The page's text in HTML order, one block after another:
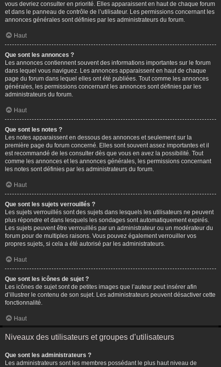
vous devriez consulter en priorité. Elles apparaissent en haut de chaque forum
et dans le panneau de contrôle de l’utilisateur. Les permissions concernant les
annonces générales sont définies par les administrateurs du forum.
Haut
Que sont les annonces ?
Les annonces contiennent souvent des informations importantes sur le forum
dans lequel vous naviguez. Les annonces apparaissent en haut de chaque
page du forum dans lequel elles ont été publiées. Tout comme les annonces
générales, les permissions concernant les annonces sont définies par les
administrateurs du forum.
Haut
Que sont les notes ?
Les notes apparaissent en dessous des annonces et seulement sur la
première page du forum concerné. Elles sont souvent assez importantes et il
est recommandé de les consulter dès que vous en avez la possibilité. Tout
comme les annonces et les annonces générales, les permissions concernant
les notes sont définies par les administrateurs du forum.
Haut
Que sont les sujets verrouillés ?
Les sujets verrouillés sont des sujets dans lesquels les utilisateurs ne peuvent
plus répondre et dans lesquels les sondages sont automatiquement expirés.
Les sujets peuvent être verrouillés par un administrateur ou un modérateur du
forum pour de multiples raisons. Vous pouvez également verrouiller vos
propres sujets, si cela a été autorisé par les administrateurs.
Haut
Que sont les icônes de sujet ?
Les icônes de sujet sont de petites images que l’auteur peut insérer afin
d’illustrer le contenu de son sujet. Les administrateurs peuvent désactiver cette
fonctionnalité.
Haut
Niveaux des utilisateurs et groupes d’utilisateurs
Que sont les administrateurs ?
Les administrateurs sont les membres possédant le plus haut niveau de